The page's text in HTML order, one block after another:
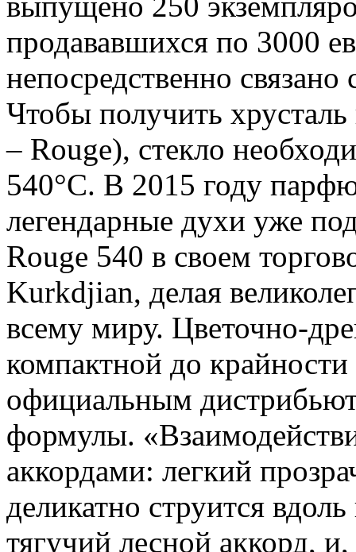
продававшихся по 3000
непосредственно связано
Чтобы получить
– Rouge), стекло
540°C. В 2015 году
легендарные духи уже
Rouge 540 в своем
Kurkdjian, делая
всему миру. Цветочно-
компактной до
официальным
формулы.
аккордами: легкий
деликатно струится
тягучий лесной аккорд,